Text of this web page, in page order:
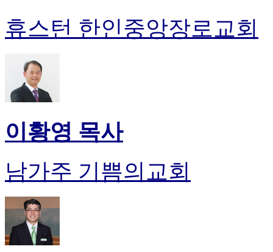
휴스턴 한인중앙장로교회
이황영 목사
남가주 기쁨의교회